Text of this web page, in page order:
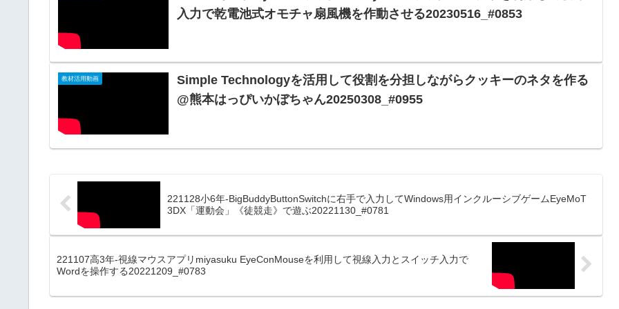
入力で乾電池式オモチャ扇風機を作動させる20230516_#0853
教材活用動画
Simple Technologyを活用して役割を分担しながらクッキーのネタを作る
@熊本はっぴいかぼちゃん20250308_#0955
221128小6年-BigBuddyButtonSwitchに右手で入力してWindows用インクルーシブゲームEyeMoT
3DX「運動会」《徒競走》で遊ぶ20221130_#0781
221107高3年-視線マウスアプリmiyasuku EyeConMouseを利用して視線入力とスイッチ入力で
Wordを操作する20221209_#0783